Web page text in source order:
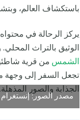
باستكشاف العالم،
يركز الرحالة في
الوثيق بالتراث
الشمس من قرية
تجعل السفر إلى وجهة
الجذابة والصور المذهلة.
مصدر الصور: